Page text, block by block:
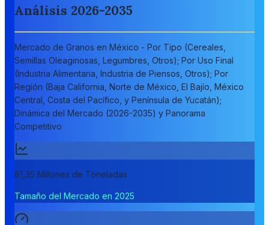
Análisis 2026-2035
Mercado de Granos en México - Por Tipo (Cereales,
Semillas Oleaginosas, Legumbres, Otros); Por Uso Final
(Industria Alimentaria, Industria de Piensos, Otros); Por
Región (Baja California, Norte de México, El Bajío, México
Central, Costa del Pacífico, y Península de Yucatán);
Dinámica del Mercado (2026-2035) y Panorama
Competitivo
81,35 Millones de Toneladas
Tamaño del Mercado en 2025